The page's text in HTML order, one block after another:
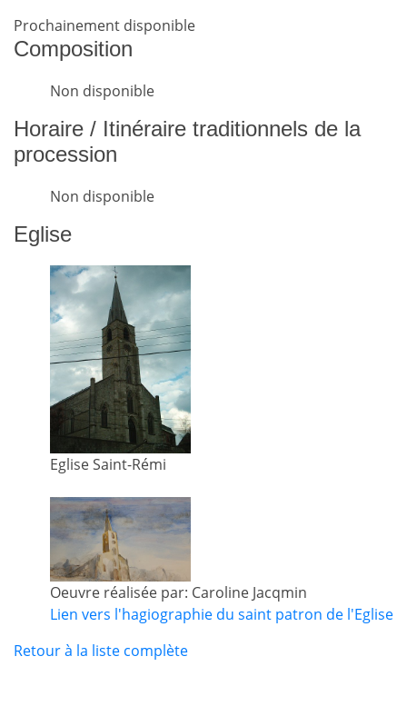
Prochainement disponible
Composition
Non disponible
Horaire / Itinéraire traditionnels de la
procession
Non disponible
Eglise
Eglise Saint-Rémi
Oeuvre réalisée par: Caroline Jacqmin
Lien vers l'hagiographie du saint patron de l'Eglise
Retour à la liste complète